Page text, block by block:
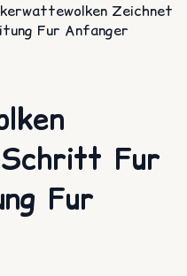
Zeichnet
Fur Anfanger
Fur
Fur